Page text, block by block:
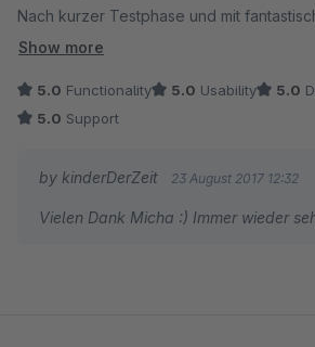
Nach kurzer Testphase und mit
durch den Entwickler gehört dieses
Falls etwas nicht ganz passt, oder nicht
Benjamin von KinderDerZeit kontaktieren.
es sein!
Daumen hoch: Kaufempfehlung!
Show more
5.0 Functionality 5.0 Usability 5.0
5.0 Support
by kinderDerZeit 23 August 2017 12:32
Vielen Dank Micha :) Immer wieder